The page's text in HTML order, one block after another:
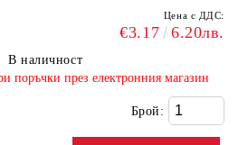
Цена с ДДС:
€3.17 6.20лв.
В наличност
поръчки през електронния магазин
Брой: